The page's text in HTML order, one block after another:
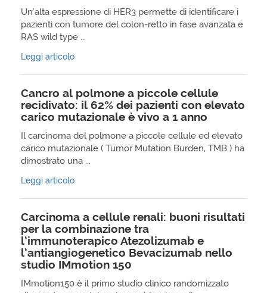
Un'alta espressione di HER3 permette di identificare i
pazienti con tumore del colon-retto in fase avanzata e
RAS wild type ...
Leggi articolo
Cancro al polmone a piccole cellule
recidivato: il 62% dei pazienti con elevato
carico mutazionale è vivo a 1 anno
Il carcinoma del polmone a piccole cellule ed elevato
carico mutazionale ( Tumor Mutation Burden, TMB ) ha
dimostrato una ...
Leggi articolo
Carcinoma a cellule renali: buoni risultati
per la combinazione tra
l’immunoterapico Atezolizumab e
l’antiangiogenetico Bevacizumab nello
studio IMmotion 150
IMmotion150 è il primo studio clinico randomizzato